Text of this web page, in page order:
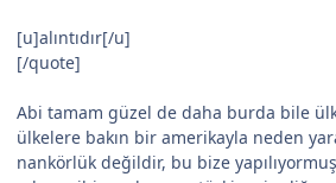
[u]alıntıdır[/u]
[/quote]
Abi tamam güzel de daha burda bile
ülkelere bakın bir amerikayla neden
nankörlük değildir, bu bize